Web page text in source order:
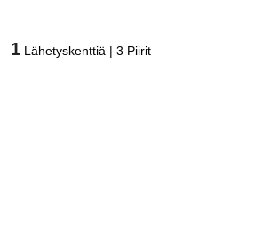
1 Lähetyskenttiä | 3 Piirit